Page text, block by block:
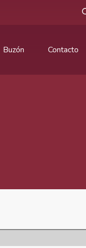
Buzón Contacto